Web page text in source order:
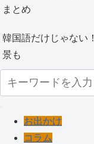
まとめ
韓国語だけじゃない
景も
お出かけ
コラム